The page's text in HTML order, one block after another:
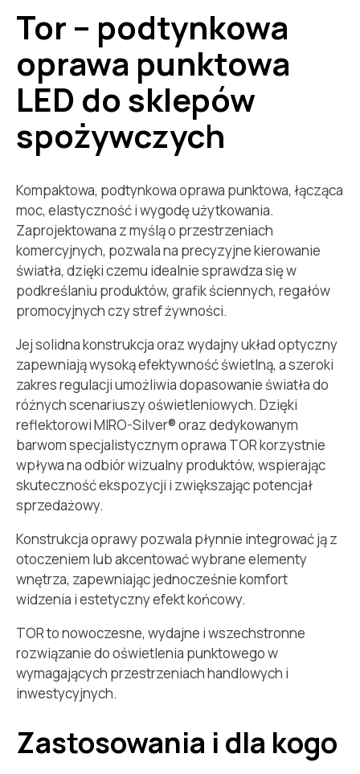
Tor – podtynkowa
oprawa punktowa
LED do sklepów
spożywczych
Kompaktowa, podtynkowa oprawa punktowa, łącząca
moc, elastyczność i wygodę użytkowania.
Zaprojektowana z myślą o przestrzeniach
komercyjnych, pozwala na precyzyjne kierowanie
światła, dzięki czemu idealnie sprawdza się w
podkreślaniu produktów, grafik ściennych, regałów
promocyjnych czy stref żywności.
Jej solidna konstrukcja oraz wydajny układ optyczny
zapewniają wysoką efektywność świetlną, a szeroki
zakres regulacji umożliwia dopasowanie światła do
różnych scenariuszy oświetleniowych. Dzięki
reflektorowi MIRO-Silver® oraz dedykowanym
barwom specjalistycznym oprawa TOR korzystnie
wpływa na odbiór wizualny produktów, wspierając
skuteczność ekspozycji i zwiększając potencjał
sprzedażowy.
Konstrukcja oprawy pozwala płynnie integrować ją z
otoczeniem lub akcentować wybrane elementy
wnętrza, zapewniając jednocześnie komfort
widzenia i estetyczny efekt końcowy.
TOR to nowoczesne, wydajne i wszechstronne
rozwiązanie do oświetlenia punktowego w
wymagających przestrzeniach handlowych i
inwestycyjnych.
Zastosowania i dla kogo